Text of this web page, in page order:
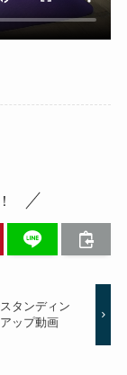
ンディン
ップ動画